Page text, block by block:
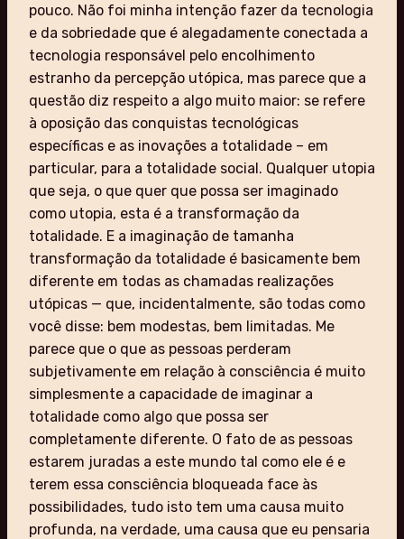
pouco. Não foi minha intenção fazer da tecnologia
e da sobriedade que é alegadamente conectada a
tecnologia responsável pelo encolhimento
estranho da percepção utópica, mas parece que a
questão diz respeito a algo muito maior: se refere
à oposição das conquistas tecnológicas
específicas e as inovações a totalidade – em
particular, para a totalidade social. Qualquer utopia
que seja, o que quer que possa ser imaginado
como utopia, esta é a transformação da
totalidade. E a imaginação de tamanha
transformação da totalidade é basicamente bem
diferente em todas as chamadas realizações
utópicas — que, incidentalmente, são todas como
você disse: bem modestas, bem limitadas. Me
parece que o que as pessoas perderam
subjetivamente em relação à consciência é muito
simplesmente a capacidade de imaginar a
totalidade como algo que possa ser
completamente diferente. O fato de as pessoas
estarem juradas a este mundo tal como ele é e
terem essa consciência bloqueada face às
possibilidades, tudo isto tem uma causa muito
profunda, na verdade, uma causa que eu pensaria